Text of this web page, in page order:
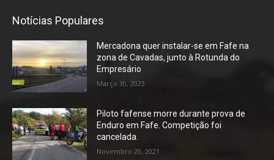
Notícias Populares
Mercadona quer instalar-se em Fafe na
zona de Cavadas, junto à Rotunda do
Empresário
Março 30, 2023
Piloto fafense morre durante prova de
Enduro em Fafe. Competição foi
cancelada.
Novembro 20, 2021